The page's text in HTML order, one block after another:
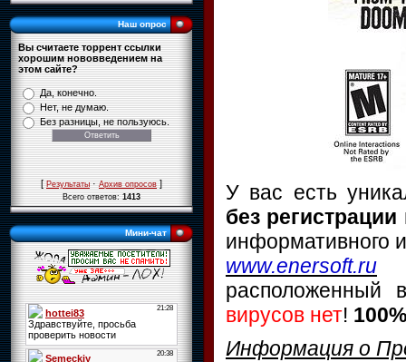
Наш опрос
Вы считаете торрент ссылки
хорошим нововведением на
этом сайте?
Да, конечно.
Нет, не думаю.
Без разницы, не пользуюсь.
[Результаты·Архив опросов]
Всего ответов:1413
Мини-чат
У вас есть
без
информативного
www.enersoft.ru
расположенный
вирусов нет!
Информация о